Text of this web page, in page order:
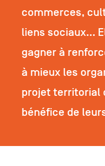
commerces,
liens sociaux…
gagner à
à mieux les
projet territorial
bénéfice de